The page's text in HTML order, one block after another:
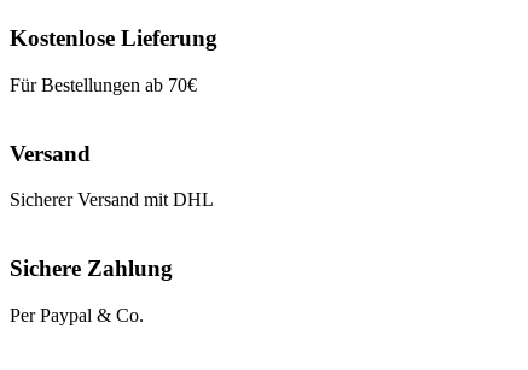
Kostenlose Lieferung
Für Bestellungen ab 70€
Versand
Sicherer Versand mit DHL
Sichere Zahlung
Per Paypal & Co.